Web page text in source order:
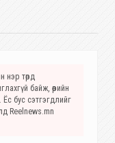
нэр төрд
байж, өөрийн
бус сэтгэгдлийг
Reelnews.mn